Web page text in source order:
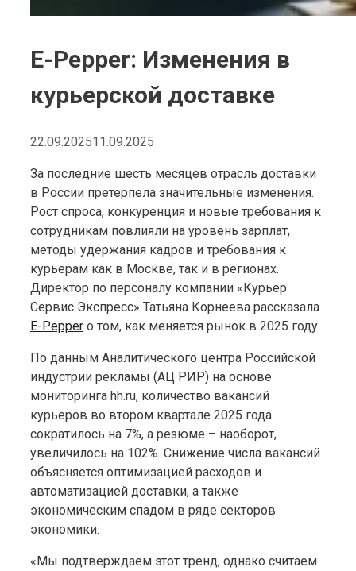
E-Pepper: Изменения в
курьерской доставке
22.09.202511.09.2025
За последние шесть месяцев отрасль доставки
в России претерпела значительные изменения.
Рост спроса, конкуренция и новые требования к
сотрудникам повлияли на уровень зарплат,
методы удержания кадров и требования к
курьерам как в Москве, так и в регионах.
Директор по персоналу компании «Курьер
Сервис Экспресс» Татьяна Корнеева рассказала
E-Pepper о том, как меняется рынок в 2025 году.
По данным Аналитического центра Российской
индустрии рекламы (АЦ РИР) на основе
мониторинга hh.ru, количество вакансий
курьеров во втором квартале 2025 года
сократилось на 7%, а резюме – наоборот,
увеличилось на 102%. Снижение числа вакансий
объясняется оптимизацией расходов и
автоматизацией доставки, а также
экономическим спадом в ряде секторов
экономики.
«Мы подтверждаем этот тренд, однако считаем